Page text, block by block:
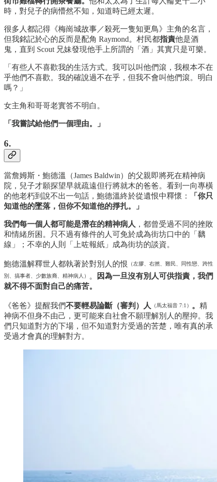
時，對兒子的病懵然不知，知道時已經太遲。
很多人都記得《梅崗城故事／殺死一隻知更鳥》主角的名言，
但我銘記於心的反而是配角 Raymond。村民都指責他是酒
鬼，直到 Scout 兄妹發現他手上所謂的「酒」其實只是可樂。
「有些人不喜歡我的生活方式。我可以叫他們滾，我根本不在
乎他們不喜歡。我的確說過不在乎，但我不會叫他們滾。明白
嗎？」
女主角和哥哥老實答不明白。
「我嘗試給他們一個理由。」
6.
當詹姆斯・鮑德溫（James Baldwin）的父親即將死在精神病
院，兒子才願探望早就疏遠但行將就木的爸爸。看到一向專橫
的他老朽到說不出一句話，鮑德溫終於從遺恨中釋懷：
「你只
知道他的墜落，但你不知道他的掙扎。」
我們每一個人都可能是潛在的精神病人 ，都曾受過不同的挫敗
和情緒所困。只不過有條件的人可免於成為街坊口中的「黐
線」；不幸的人則「上咗報紙」成為街坊的談資。
鮑德溫解釋世人都執著於對別人的恨 （左膠、右撚、難民、同性戀、跨性
別、搞事者、少數族裔、精神病人） 。
因為一旦沒有別人可供指責，我們
就不得不面對自己的痛苦。
《爸爸》提醒我們不要輕易論斷（審判）人 （馬太福音 7:1） 。 精
神病不但身不由己，更可能來自社會不願理解別人的壓抑。我
們只知道對方的下場，但不知道對方受過的苦楚，唯有真的承
受過才會真的理解對方。